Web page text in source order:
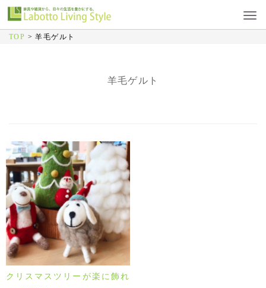
TOP >羊毛ゲルト
羊毛ゲルト
クリスマスツリーが楽に飾れ